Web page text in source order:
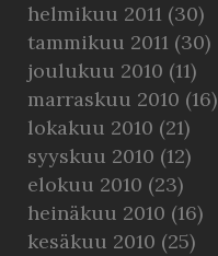
helmikuu 2011 (30)
tammikuu 2011 (30)
joulukuu 2010 (11)
marraskuu 2010 (16)
lokakuu 2010 (21)
syyskuu 2010 (12)
elokuu 2010 (23)
heinäkuu 2010 (16)
kesäkuu 2010 (25)